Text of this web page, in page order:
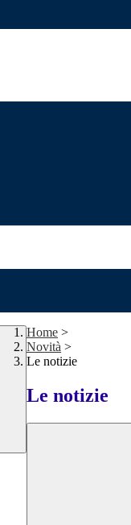
Home >
Novità >
Le notizie
Le notizie